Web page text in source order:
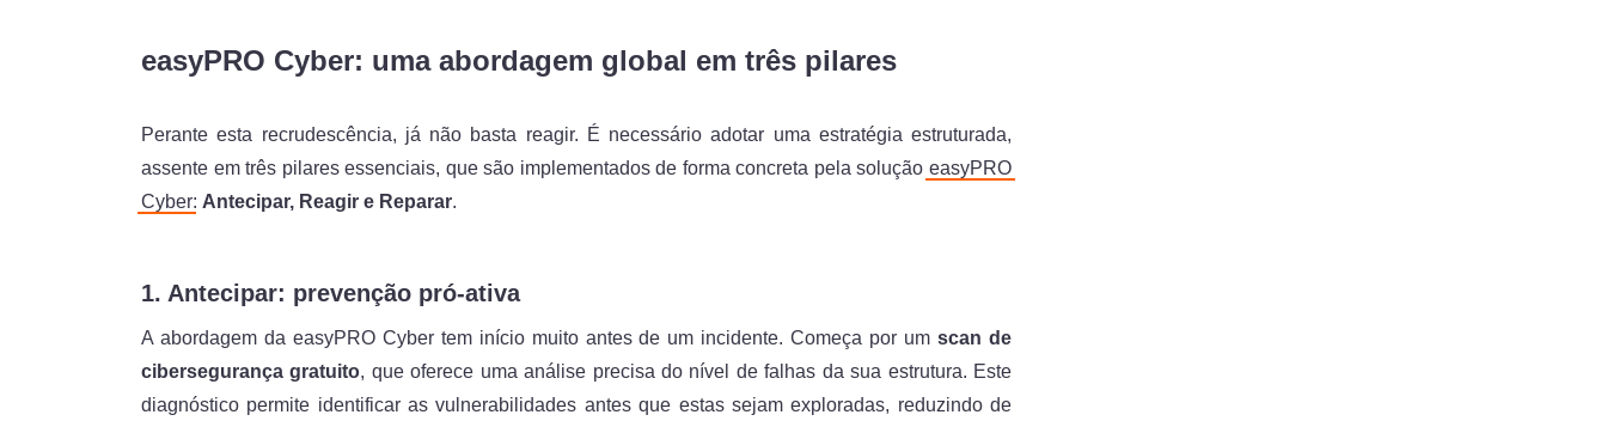
easyPRO Cyber: uma abordagem global em três pilares
Perante esta recrudescência, já não basta reagir. É necessário adotar uma estratégia estruturada,
assente em três pilares essenciais, que são implementados de forma concreta pela solução easyPRO
Cyber: Antecipar, Reagir e Reparar.
1. Antecipar: prevenção pró-ativa
A abordagem da easyPRO Cyber tem início muito antes de um incidente. Começa por umscan de
cibersegurança gratuito, que oferece uma análise precisa do nível de falhas da sua estrutura. Este
diagnóstico permite identificar as vulnerabilidades antes que estas sejam exploradas, reduzindo de